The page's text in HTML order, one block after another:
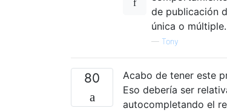
de publicación
única o múltiple.
— Tony
80 Acabo de tener este
Eso debería ser
autocompletando el